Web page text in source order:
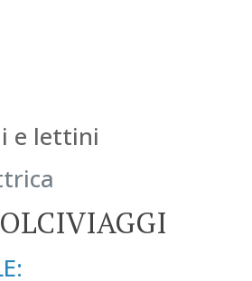
e lettini